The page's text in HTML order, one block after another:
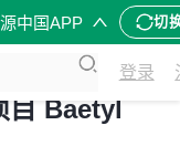
中国APP 切
登录
目 Baetyl